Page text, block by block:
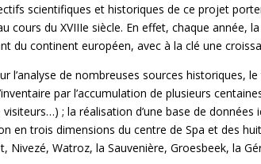
scientifiques et historiques de ce projet
cours du XVIIIe siècle. En effet, chaque année,
du continent européen, avec à la clé une
l’analyse de nombreuses sources historiques,
par l’accumulation de plusieurs
visiteurs…) ; la réalisation d’une base de
en trois dimensions du centre de Spa et des
Nivezé, Watroz, la Sauvenière, Groesbeek, la